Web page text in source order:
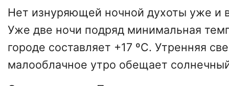
Нет изнуряющей ночной духоты уже и
Уже две ночи подряд минимальная
городе составляет +17 ºС. Утренняя
малооблачное утро обещает